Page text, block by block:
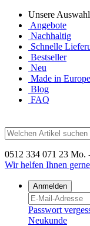
Unsere Auswahl
Angebote
Nachhaltig
Schnelle
Bestseller
Neu
Made in Europe
Blog
FAQ
0512 334 071 23 Mo.
Wir helfen Ihnen
Anmelden
Passwort
Neukunde